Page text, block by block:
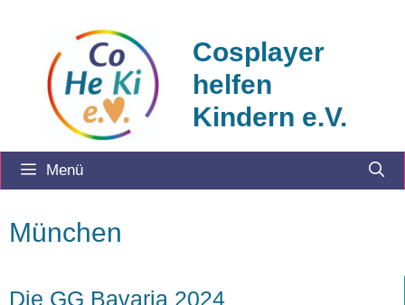
springen
Cosplayer
helfen
Kindern e.V.
Menü
München
Die GG Bavaria 2024